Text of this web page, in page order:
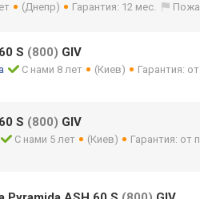
(Днепр) Гарантия: 12 мес.
S (800) GIV
С нами 8 лет (Киев)
Гарантия:
S (800) GIV
С нами 5 лет (Киев)
Гарантия: от